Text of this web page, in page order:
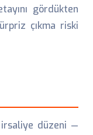
gördükten
çıkma riski
irsaliye düzeni —